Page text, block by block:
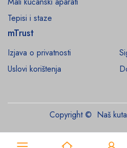
Tepisi i staze
mTrust
Izjava o privatnosti
Uslovi korištenja
Copyright © Naš